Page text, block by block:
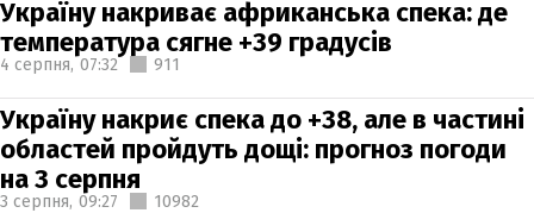
Україну накриває африканська спека: де
температура сягне +39 градусів
4 серпня, 07:32 911
Україну накриє спека до +38, але в частині
областей пройдуть дощі: прогноз погоди
на 3 серпня
3 серпня, 09:27 10982